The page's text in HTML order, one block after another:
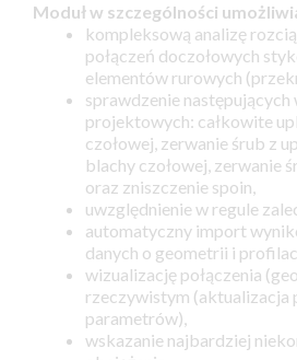
Moduł w szczególności
kompleksową analizę
połączeń doczołowych
elementów rurowych
sprawdzenie
projektowych: całkowite
czołowej, zerwanie śrub z
blachy czołowej, zerwanie
oraz zniszczenie spoin,
uwzględnienie w regule
automatyczny import
danych o geometrii i
wizualizację połączenia
rzeczywistym (aktualizacja
parametrów),
wskazanie najbardziej